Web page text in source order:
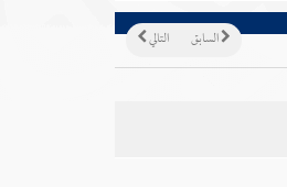
التالي السابق